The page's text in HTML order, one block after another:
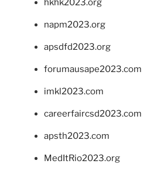
hkhk2023.org
napm2023.org
apsdfd2023.org
forumausape2023.com
imkl2023.com
careerfaircsd2023.com
apsth2023.com
MedItRio2023.org